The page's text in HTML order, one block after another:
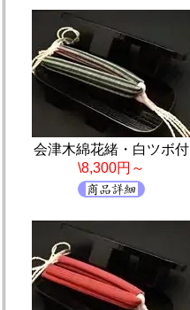
会津木綿花緒・白ツボ付
\8,300円～